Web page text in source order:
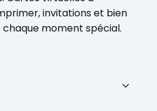
invitations et bien
moment spécial.